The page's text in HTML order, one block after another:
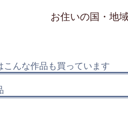
お住いの国・地
んな作品も買っています